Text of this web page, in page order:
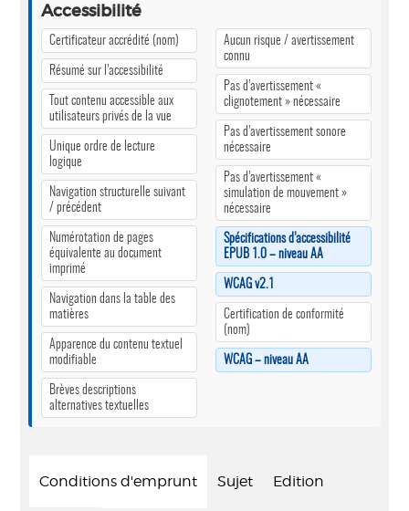
Accessibilité
Certificateur accrédité (nom)
Résumé sur l’accessibilité
Tout contenu accessible aux
utilisateurs privés de la vue
Unique ordre de lecture
logique
Navigation structurelle suivant
/ précédent
Numérotation de pages
équivalente au document
imprimé
Navigation dans la table des
matières
Apparence du contenu textuel
modifiable
Brèves descriptions
alternatives textuelles
Aucun risque / avertissement
connu
Pas d’avertissement «
clignotement » nécessaire
Pas d’avertissement sonore
nécessaire
Pas d’avertissement «
simulation de mouvement »
nécessaire
Spécifications d’accessibilité
EPUB 1.0 – niveau AA
WCAG v2.1
Certification de conformité
(nom)
WCAG – niveau AA
Conditions d'emprunt Sujet Edition